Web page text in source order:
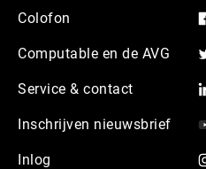
Colofon
Computable en de AVG
Service & contact
Inschrijven nieuwsbrief
Inlog